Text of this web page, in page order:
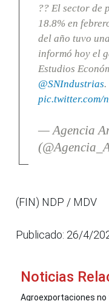
?? El sector de
18.8% en
del año tuvo
informó hoy el
Estudios
@SNIndustrias.
pic.twitter.com/
— Agencia
(FIN) NDP / MDV
Publicado: 26/4/
Noticias
Agroexportaciones no